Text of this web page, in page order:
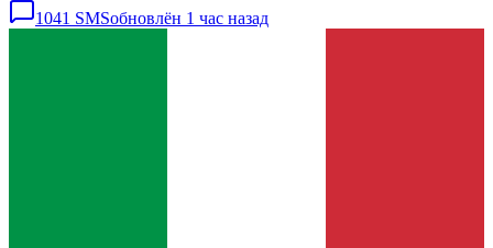
1041 SMSобновлён 1 час назад